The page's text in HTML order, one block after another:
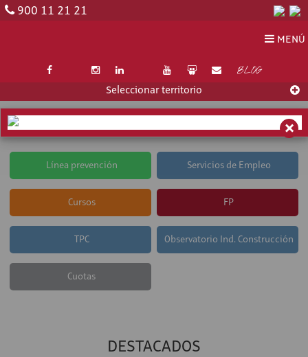
900 11 21 21
MENÚ
BLOG
Seleccionar territorio
TU FUNDACIÓN
Línea prevención Servicios de Empleo
Cursos FP
TPC Observatorio Ind. Construcción
Cuotas
DESTACADOS
×